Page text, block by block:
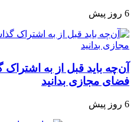
6 روز پیش
آن‌چه باید قبل از به
فضای مجازی بدانید
6 روز پیش